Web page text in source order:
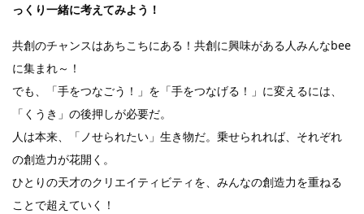
っくり一緒に考えてみよう！
共創のチャンスはあちこちにある！共創に興味がある人みんなbee
に集まれ～！
でも、「手をつなごう！」を「手をつなげる！」に変えるには、
「くうき」の後押しが必要だ。
人は本来、「ノせられたい」生き物だ。乗せられれば、それぞれ
の創造力が花開く。
ひとりの天才のクリエイティビティを、みんなの創造力を重ねる
ことで超えていく！